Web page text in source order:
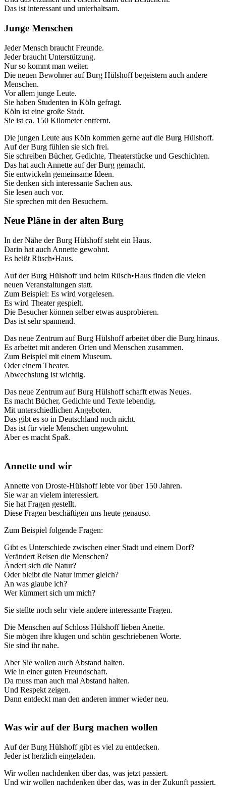
Das ist interessant und unterhaltsam.
Junge Menschen
Jeder Mensch braucht Freunde.
Jeder braucht Unterstützung.
Nur so kommt man weiter.
Die neuen Bewohner auf Burg Hülshoff begeistern auch andere
Menschen.
Vor allem junge Leute.
Sie haben Studenten in Köln gefragt.
Köln ist eine große Stadt.
Sie ist ca. 150 Kilometer entfernt.
Die jungen Leute aus Köln kommen gerne auf die Burg Hülshoff.
Auf der Burg fühlen sie sich frei.
Sie schreiben Bücher, Gedichte, Theaterstücke und Geschichten.
Das hat auch Annette auf der Burg gemacht.
Sie entwickeln gemeinsame Ideen.
Sie denken sich interessante Sachen aus.
Sie lesen auch vor.
Sie sprechen mit den Besuchern.
Neue Pläne in der alten Burg
In der Nähe der Burg Hülshoff steht ein Haus.
Darin hat auch Annette gewohnt.
Es heißt Rüsch•Haus.
Auf der Burg Hülshoff und beim Rüsch•Haus finden die vielen
neuen Veranstaltungen statt.
Zum Beispiel: Es wird vorgelesen.
Es wird Theater gespielt.
Die Besucher können selber etwas ausprobieren.
Das ist sehr spannend.
Das neue Zentrum auf Burg Hülshoff arbeitet über die Burg hinaus.
Es arbeitet mit anderen Orten und Menschen zusammen.
Zum Beispiel mit einem Museum.
Oder einem Theater.
Abwechslung ist wichtig.
Das neue Zentrum auf Burg Hülshoff schafft etwas Neues.
Es macht Bücher, Gedichte und Texte lebendig.
Mit unterschiedlichen Angeboten.
Das gibt es so in Deutschland noch nicht.
Das ist für viele Menschen ungewohnt.
Aber es macht Spaß.
Annette und wir
Annette von Droste-Hülshoff lebte vor über 150 Jahren.
Sie war an vielem interessiert.
Sie hat Fragen gestellt.
Diese Fragen beschäftigen uns heute genauso.
Zum Beispiel folgende Fragen:
Gibt es Unterschiede zwischen einer Stadt und einem Dorf?
Verändert Reisen die Menschen?
Ändert sich die Natur?
Oder bleibt die Natur immer gleich?
An was glaube ich?
Wer kümmert sich um mich?
Sie stellte noch sehr viele andere interessante Fragen.
Die Menschen auf Schloss Hülshoff lieben Anette.
Sie mögen ihre klugen und schön geschriebenen Worte.
Sie sind ihr nahe.
Aber Sie wollen auch Abstand halten.
Wie in einer guten Freundschaft.
Da muss man auch mal Abstand halten.
Und Respekt zeigen.
Dann entdeckt man den anderen immer wieder neu.
Was wir auf der Burg machen wollen
Auf der Burg Hülshoff gibt es viel zu entdecken.
Jeder ist herzlich eingeladen.
Wir wollen nachdenken über das, was jetzt passiert.
Und wir wollen nachdenken über das, was in der Zukunft passiert.